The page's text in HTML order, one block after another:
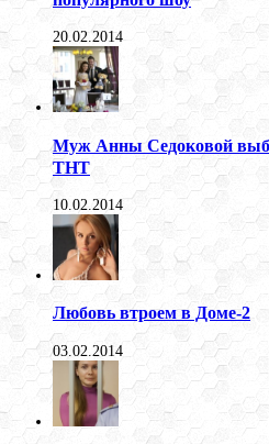
20.02.2014
Муж Анны Седоковой
ТНТ
10.02.2014
Любовь втроем в Доме-2
03.02.2014